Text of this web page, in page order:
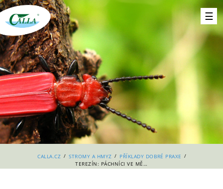
CALLA.CZ / STROMY A HMYZ / PŘÍKLADY DOBRÉ PRAXE /
TEREZÍN: PÁCHNÍCI VE MĚSTĚ